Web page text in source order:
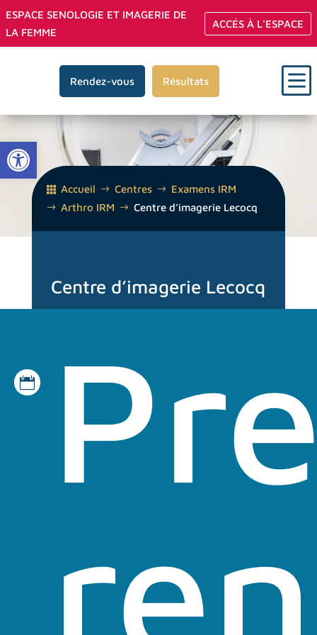
Ouvrir la barre d’outils
ESPACE SENOLOGIE ET IMAGERIE DE
LA FEMME
ACCÉS À L'ESPACE
Rendez-vous Résultats b
Accueil Centres
Examens IRM
Arthro IRM
Centre d’imagerie Lecocq
Centre d’imagerie Lecocq
